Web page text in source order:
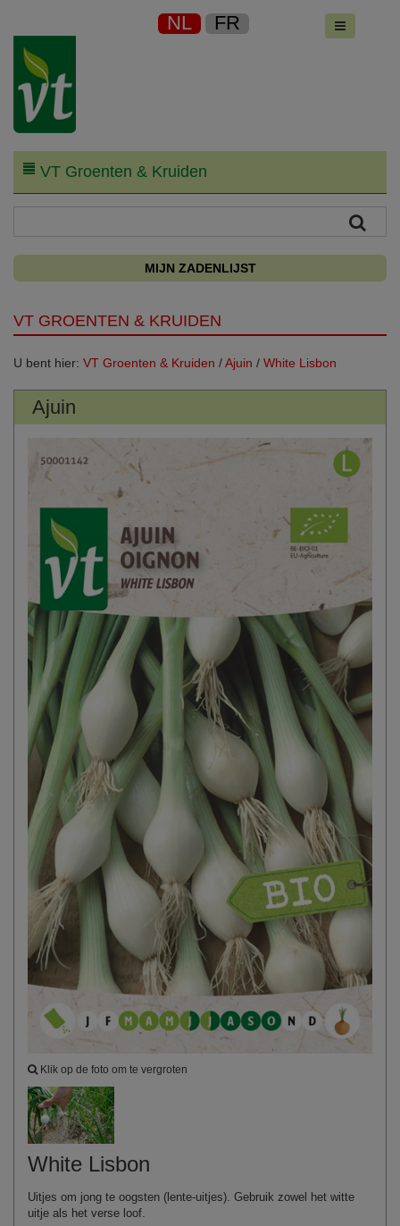
NL FR
VT Groenten & Kruiden
MIJN ZADENLIJST
VT GROENTEN & KRUIDEN
U bent hier: VT Groenten & Kruiden /Ajuin / White Lisbon
Ajuin
Klik op de foto om te vergroten
White Lisbon
Uitjes om jong te oogsten (lente-uitjes). Gebruik zowel het witte
uitje als het verse loof.